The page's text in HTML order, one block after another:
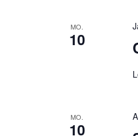
MO.
10
MO.
10